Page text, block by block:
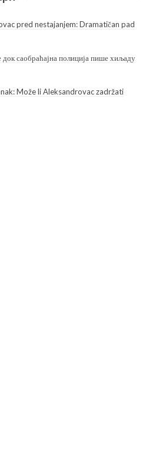
pred nestajanjem: Dramatičan pad
саобраћајна полиција пише хиљаду
Može li Aleksandrovac zadržati